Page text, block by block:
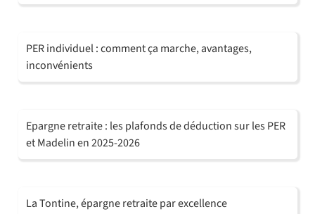
PER individuel : comment ça marche, avantages,
inconvénients
Epargne retraite : les plafonds de déduction sur les PER
et Madelin en 2025-2026
La Tontine, épargne retraite par excellence